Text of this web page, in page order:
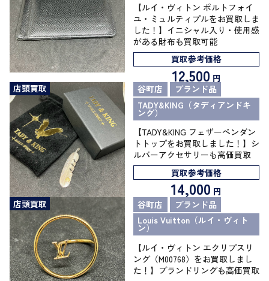
【ルイ・ヴィトン ポルトフォイ
ユ・ミュルティプルをお買取しま
した！】イニシャル入り・使用感
がある財布も買取可能
買取参考価格
12,500 円
店頭買取
谷町店
ブランド品
TADY&KING（タディアンドキ
ング）
【TADY&KING フェザーペンダン
トトップをお買取しました！】シ
ルバーアクセサリーも高価買取
買取参考価格
14,000 円
店頭買取
谷町店
ブランド品
Louis Vuitton（ルイ・ヴィト
ン）
【ルイ・ヴィトン エクリプスリ
ング（M00768）をお買取しまし
た！】ブランドリングも高価買取